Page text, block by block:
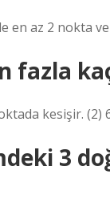
az 2 nokta ve
fazla
kesişir. (2)
3